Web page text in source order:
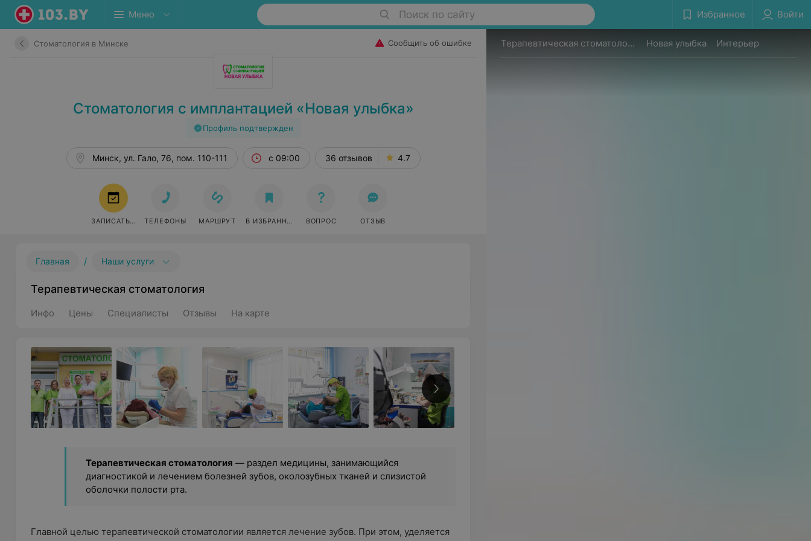
Меню Поиск по сайту Избранное Войти
Стоматология в Минске Сообщить об ошибке
Стоматология с имплантацией «Новая улыбка»
Профиль подтвержден
Минск, ул. Гало, 76, пом. 110-111 с 09:00 36 отзывов 4.7
ЗАПИСАТЬСЯ ТЕЛЕФОНЫ МАРШРУТ В ИЗБРАННОЕ ВОПРОС ОТЗЫВ
Главная / Наши услуги
Терапевтическая стоматология
Инфо Цены Специалисты Отзывы На карте
Терапевтическая стоматология — раздел медицины, занимающийся
диагностикой и лечением болезней зубов, околозубных тканей и слизистой
оболочки полости рта.
Главной целью терапевтической стоматологии является лечение зубов. При этом, уделяется
Терапевтическая стоматология Новая улыбка Интерьер